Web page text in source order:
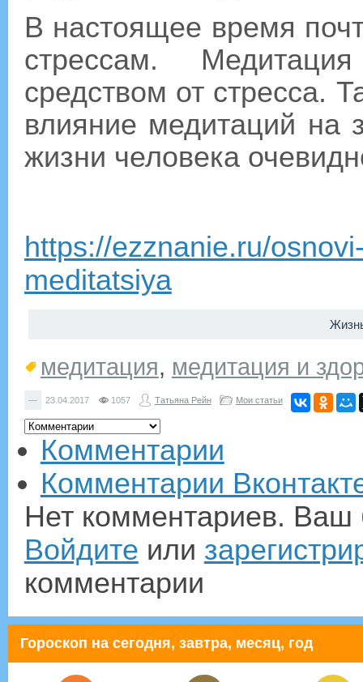
В настоящее время
стрессам.
средством от стресса.
влияние медитаций на
жизни человека
https://ezznanie.ru/
meditatsiya
медитация, медитация и
— 23.04.2017 1057 Татьяна Рейн Мои статьи
Комментарии
Комментарии
Нет комментариев. Ваш
Войдите или
комментарии
Гороскоп на сегодня, завтра, месяц, год